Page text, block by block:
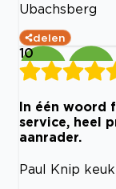
Ubachsberg
delen
10
In één woord
service, heel
aanrader.
Paul Knip